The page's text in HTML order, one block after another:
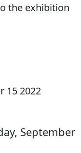
the exhibition
15 2022
September